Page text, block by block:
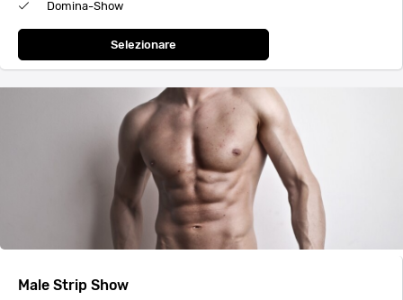
Domina-Show
Selezionare
Male Strip Show